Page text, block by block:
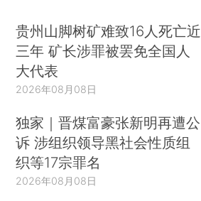
贵州山脚树矿难致16人死亡近
三年 矿长涉罪被罢免全国人
大代表
2026年08月08日
独家｜晋煤富豪张新明再遭公
诉 涉组织领导黑社会性质组
织等17宗罪名
2026年08月08日